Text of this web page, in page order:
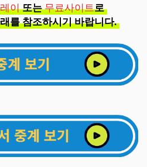
이또는무료사이트로
를 참조하시기 바랍니다.